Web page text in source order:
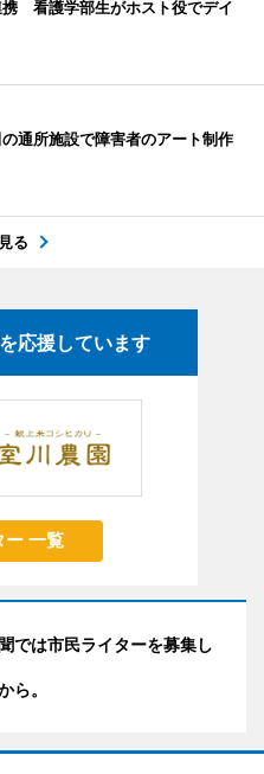
携 看護学部生がホスト役でデイ
通所施設で障害者のアート制作
る
応援しています
ー 一覧
では市民ライターを募集し
ら。